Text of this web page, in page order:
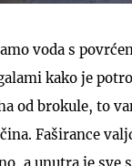
voda s
kako je
od brokule, to
Faširance